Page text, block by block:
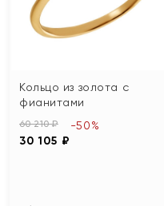
Кольцо из золота с
фианитами
60 210 ₽
30 105 ₽
-50%